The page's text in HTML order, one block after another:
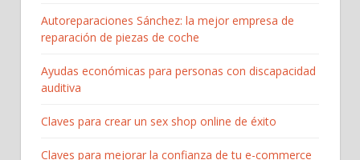
Autoreparaciones Sánchez: la mejor empresa de
reparación de piezas de coche
Ayudas económicas para personas con discapacidad
auditiva
Claves para crear un sex shop online de éxito
Claves para mejorar la confianza de tu e-commerce